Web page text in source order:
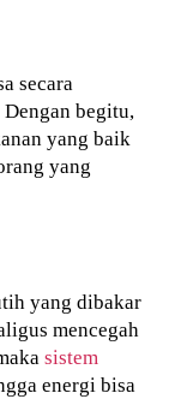
secara
begitu,
yang baik
yang
yang dibakar
mencegah
sistem
energi bisa